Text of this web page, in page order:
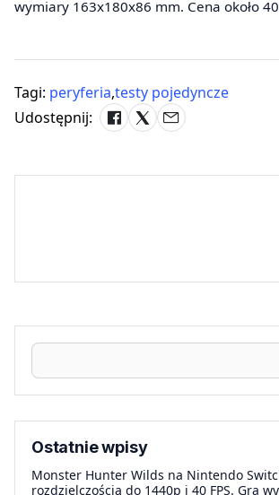
wymiary 163x180x86 mm. Cena około
Tagi: peryferia,testy pojedyncze
Udostępnij:
Ostatnie wpisy
Monster Hunter Wilds na Nintendo
rozdzielczością do 1440p i 40 FPS. Gra